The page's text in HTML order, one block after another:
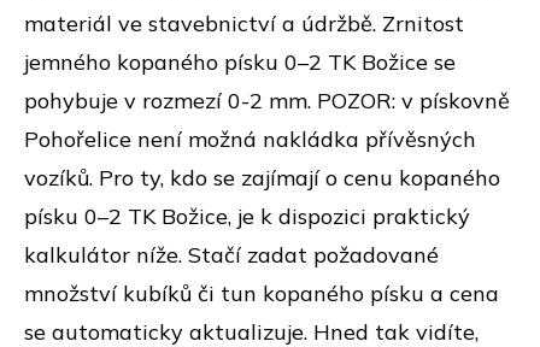
materiál ve stavebnictví a údržbě. Zrnitost
jemného kopaného písku 0–2 TK Božice se
pohybuje v rozmezí 0-2 mm. POZOR: v pískovně
Pohořelice není možná nakládka přívěsných
vozíků. Pro ty, kdo se zajímají o cenu kopaného
písku 0–2 TK Božice, je k dispozici praktický
kalkulátor níže. Stačí zadat požadované
množství kubíků či tun kopaného písku a cena
se automaticky aktualizuje. Hned tak vidíte,